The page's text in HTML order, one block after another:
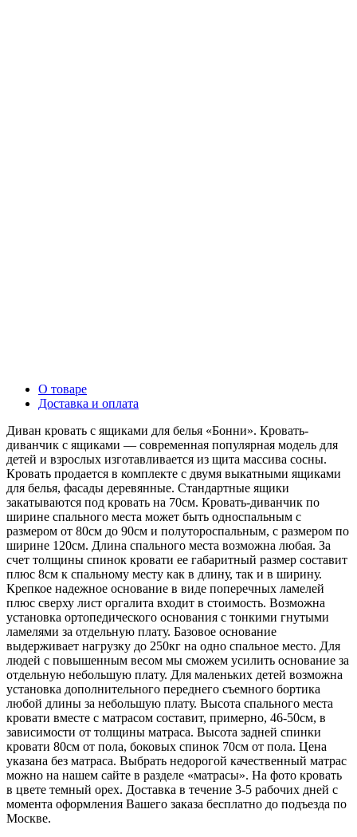
О товаре
Доставка и оплата
Диван кровать с ящиками для белья «Бонни». Кровать-
диванчик с ящиками — современная популярная модель для
детей и взрослых изготавливается из щита массива сосны.
Кровать продается в комплекте с двумя выкатными ящиками
для белья, фасады деревянные. Стандартные ящики
закатываются под кровать на 70см. Кровать-диванчик по
ширине спального места может быть односпальным с
размером от 80см до 90см и полутороспальным, с размером по
ширине 120см. Длина спального места возможна любая. За
счет толщины спинок кровати ее габаритный размер составит
плюс 8см к спальному месту как в длину, так и в ширину.
Крепкое надежное основание в виде поперечных ламелей
плюс сверху лист оргалита входит в стоимость. Возможна
установка ортопедического основания с тонкими гнутыми
ламелями за отдельную плату. Базовое основание
выдерживает нагрузку до 250кг на одно спальное место. Для
людей с повышенным весом мы сможем усилить основание за
отдельную небольшую плату. Для маленьких детей возможна
установка дополнительного переднего съемного бортика
любой длины за небольшую плату. Высота спального места
кровати вместе с матрасом составит, примерно, 46-50см, в
зависимости от толщины матраса. Высота задней спинки
кровати 80см от пола, боковых спинок 70см от пола. Цена
указана без матраса. Выбрать недорогой качественный матрас
можно на нашем сайте в разделе «матрасы». На фото кровать
в цвете темный орех. Доставка в течение 3-5 рабочих дней с
момента оформления Вашего заказа бесплатно до подъезда по
Москве.